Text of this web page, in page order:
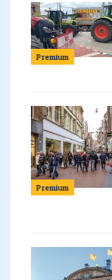
Premium
Premium